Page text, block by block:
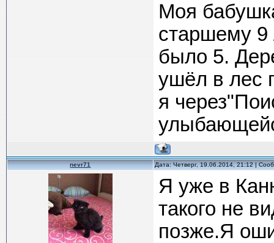
Моя
старшему 9
было 5.
ушёл в лес
я
nevr71 Дата: Четверг, 19.06.2014, 21:12 |
Я уже в
такого не
позже.Я